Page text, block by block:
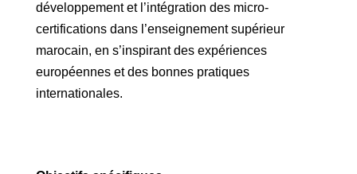
développement et l’intégration des micro-
certifications dans l’enseignement supérieur
marocain, en s’inspirant des expériences
européennes et des bonnes pratiques
internationales.